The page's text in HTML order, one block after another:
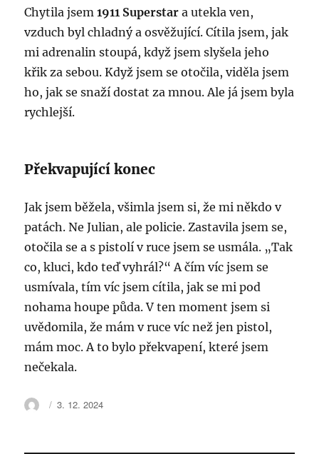
Chytila jsem1911 Superstar a utekla ven,
vzduch byl chladný a osvěžující. Cítila jsem, jak
mi adrenalin stoupá, když jsem slyšela jeho
křik za sebou. Když jsem se otočila, viděla jsem
ho, jak se snaží dostat za mnou. Ale já jsem byla
rychlejší.
Překvapující konec
Jak jsem běžela, všimla jsem si, že mi někdo v
patách. Ne Julian, ale policie. Zastavila jsem se,
otočila se a s pistolí v ruce jsem se usmála. „Tak
co, kluci, kdo teď vyhrál?“ A čím víc jsem se
usmívala, tím víc jsem cítila, jak se mi pod
nohama houpe půda. V ten moment jsem si
uvědomila, že mám v ruce víc než jen pistol,
mám moc. A to bylo překvapení, které jsem
nečekala.
Autor:
Publikováno:
3. 12. 2024